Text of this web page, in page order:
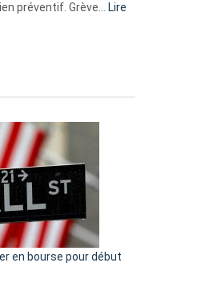
préventif. Grève…
Lire
en bourse pour début